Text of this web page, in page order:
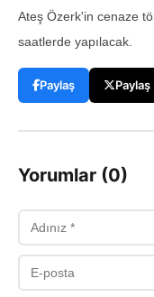
Ateş Özerk'in cenaze
saatlerde yapılacak.
Paylaş Paylaş
Yorumlar (0)